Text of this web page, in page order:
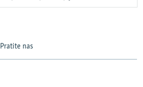
Pratite nas